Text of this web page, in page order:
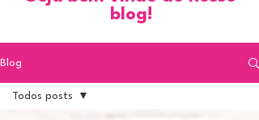
blog!
Blog
Todos posts